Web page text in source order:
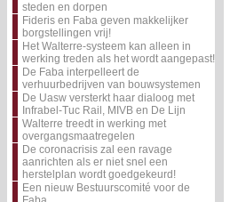
steden en dorpen
Fideris en Faba geven makkelijker
borgstellingen vrij!
Het Walterre-systeem kan alleen in
werking treden als het wordt aangepast!
De Faba interpelleert de
verhuurbedrijven van bouwsystemen
De Uasw versterkt haar dialoog met
Infrabel-Tuc Rail, MIVB en De Lijn
Walterre treedt in werking met
overgangsmaatregelen
De coronacrisis zal een ravage
aanrichten als er niet snel een
herstelplan wordt goedgekeurd!
Een nieuw Bestuurscomité voor de